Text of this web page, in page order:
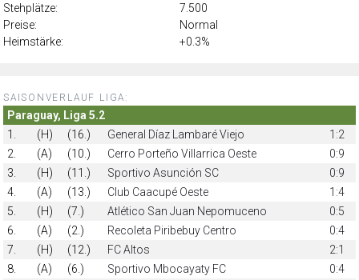
Stehplätze:
7.500
Preise:
Normal
Heimstärke:
+0.3%
SAISONVERLAUF LIGA:
Paraguay, Liga 5.2
1.
(H) (16.) General Díaz Lambaré Viejo
1:2
2.
(A) (10.) Cerro Porteño Villarrica Oeste
0:9
3.
(H) (11.) Sportivo Asunción SC
0:9
4.
(A) (13.) Club Caacupé Oeste
1:4
5.
(H) (7.) Atlético San Juan Nepomuceno
0:5
6.
(A) (2.) Recoleta Piribebuy Centro
0:4
7.
(H) (12.) FC Altos
2:1
8.
(A) (6.) Sportivo Mbocayaty FC
0:4